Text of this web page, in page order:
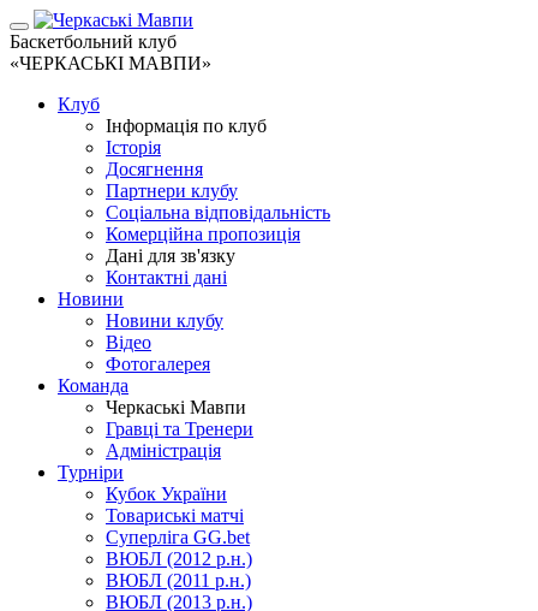
Баскетбольний клуб
«ЧЕРКАСЬКІ МАВПИ»
Клуб
Інформація по клуб
Історія
Досягнення
Партнери клубу
Соціальна відповідальність
Комерційна пропозиція
Дані для зв'язку
Контактні дані
Новини
Новини клубу
Відео
Фотогалерея
Команда
Черкаські Мавпи
Гравці та Тренери
Адміністрація
Турніри
Кубок України
Товариські матчі
Суперліга GG.bet
ВЮБЛ (2012 р.н.)
ВЮБЛ (2011 р.н.)
ВЮБЛ (2013 р.н.)